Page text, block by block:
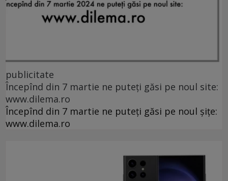
publicitate
Începînd din 7 martie ne puteți găsi pe noul site:
www.dilema.ro
Începînd din 7 martie ne puteți găsi pe noul șițe:
www.dilema.ro